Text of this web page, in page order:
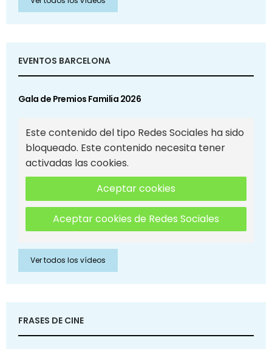
EVENTOS BARCELONA
Gala de Premios Familia 2026
Este contenido del tipo Redes Sociales ha sido
bloqueado. Este contenido necesita tener
activadas las cookies.
Aceptar cookies
Aceptar cookies de Redes Sociales
Ver todos los vídeos
FRASES DE CINE